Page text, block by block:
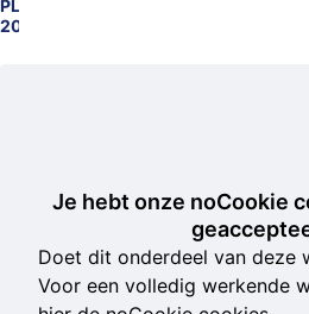
PL0600-
2025627818
Je hebt onze noCookie
Doet dit onderdeel van deze
Voor een volledig werkende